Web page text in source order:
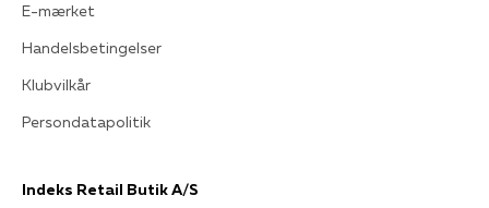
E-mærket
Handelsbetingelser
Klubvilkår
Persondatapolitik
Indeks Retail Butik A/S